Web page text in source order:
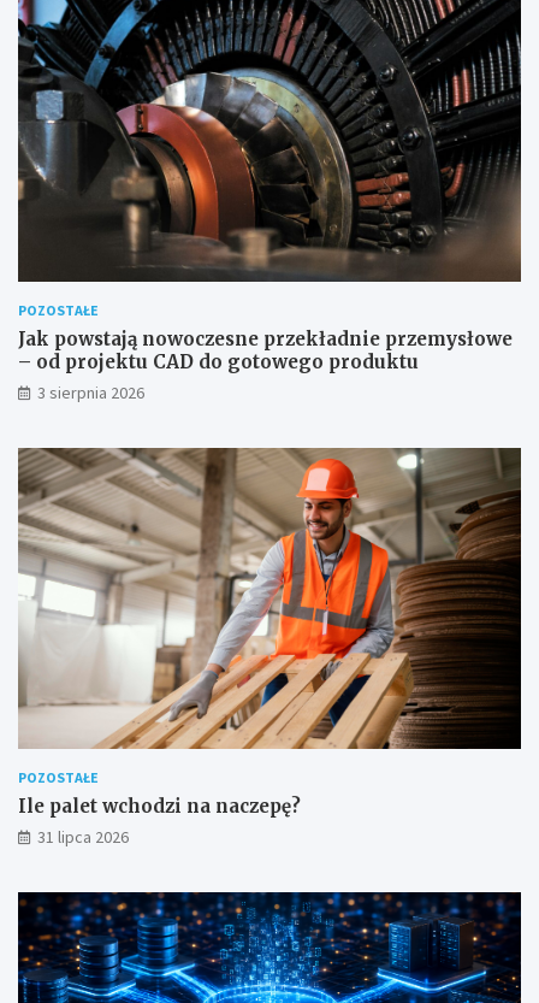
POZOSTAŁE
Jak powstają nowoczesne przekładnie przemysłowe
– od projektu CAD do gotowego produktu
3 sierpnia 2026
POZOSTAŁE
Ile palet wchodzi na naczepę?
31 lipca 2026